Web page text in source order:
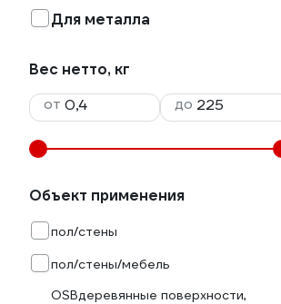
Для металла
Вес нетто, кг
от
до
Объект применения
пол/стены
пол/стены/мебель
OSBдеревянные поверхности,